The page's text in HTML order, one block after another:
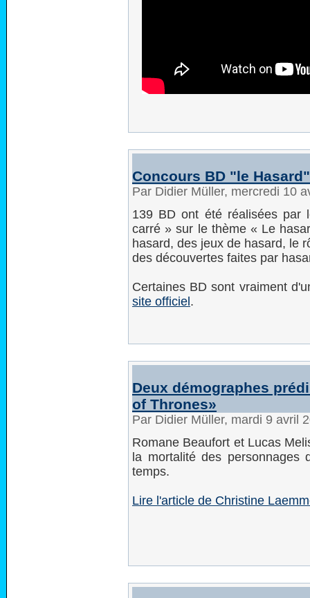
Concours BD "le
Par Didier Müller, mercredi 10
139 BD ont été réalisées par
carré » sur le thème « Le
hasard, des jeux de hasard, le
des découvertes faites par
Certaines BD sont vraiment
site officiel .
Deux démographes
of Thrones»
Par Didier Müller, mardi 9 avril
Romane Beaufort et Lucas
la mortalité des
temps.
Lire l'article de Christine